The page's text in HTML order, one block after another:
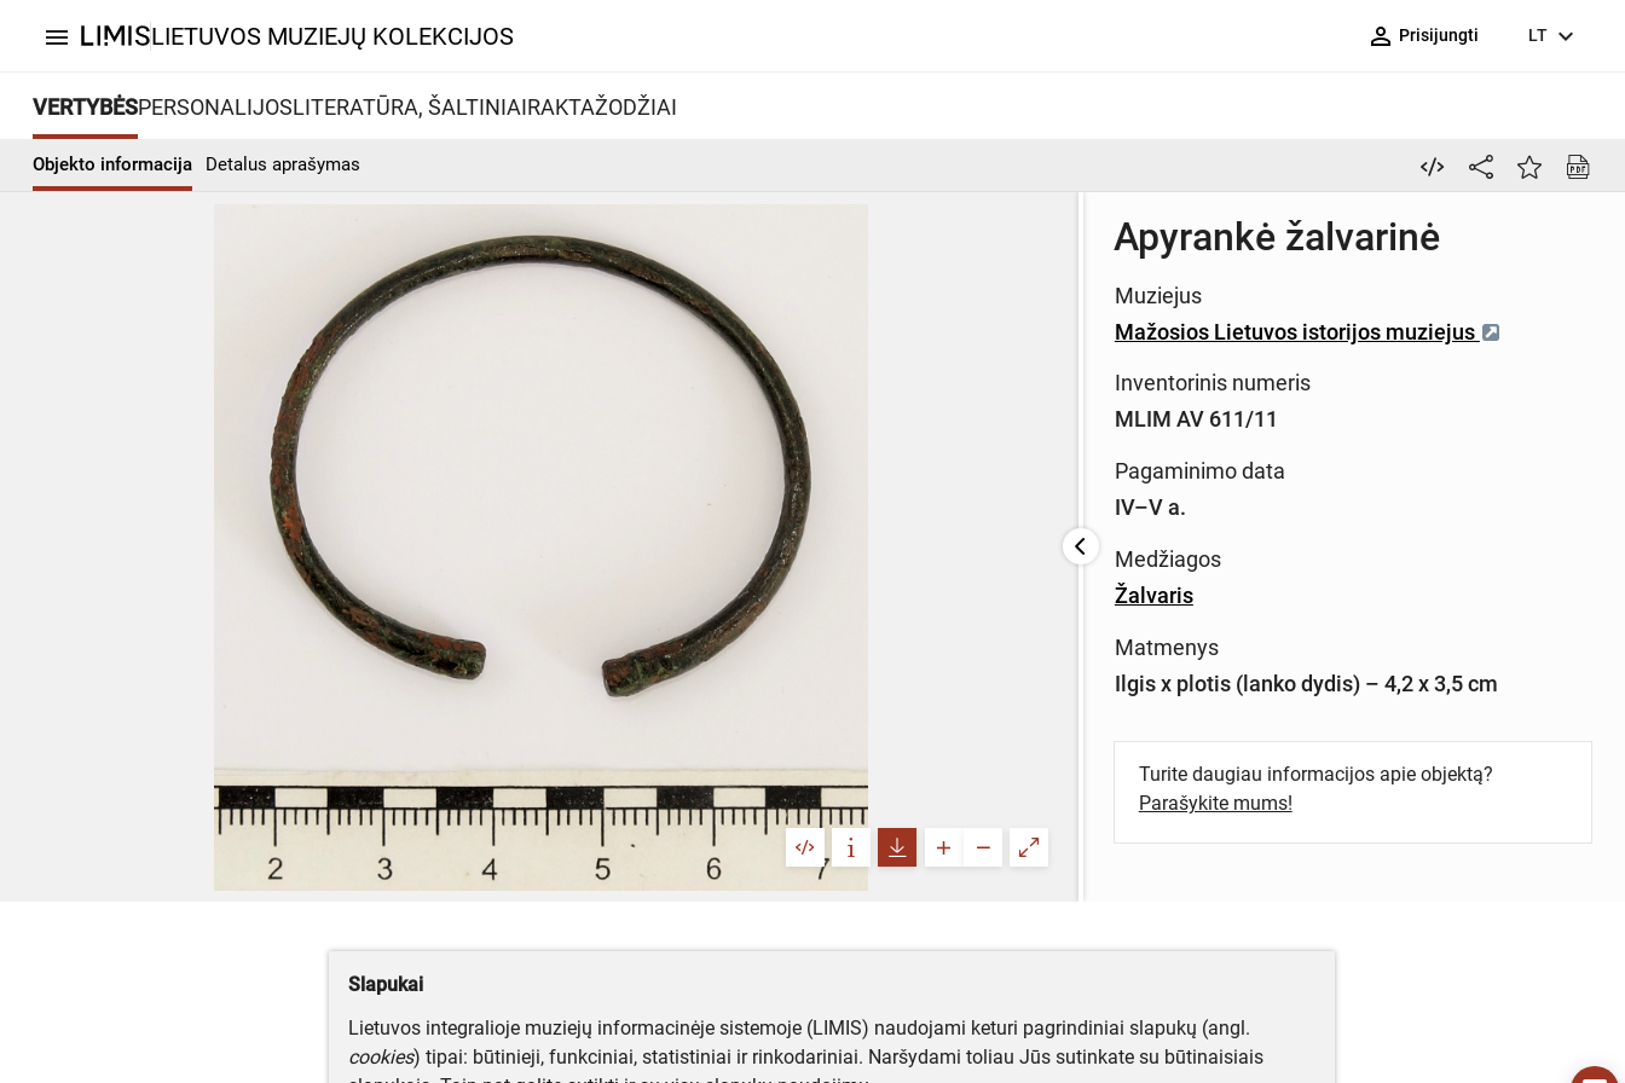
menu LIETUVOS MUZIEJŲ KOLEKCIJOS person_outline Prisijungti LT expand_more
VERTYBĖSPERSONALIJOSLITERATŪRA, ŠALTINIAIRAKTAŽODŽIAI
Objekto informacija Detalus aprašymas
Apyrankė žalvarinė
Muziejus
Mažosios Lietuvos istorijos muziejus
Inventorinis numeris
MLIM AV 611/11
Pagaminimo data
IV–V a.
Medžiagos
Žalvaris
Matmenys
Ilgis x plotis (lanko dydis) – 4,2 x 3,5 cm
Turite daugiau informacijos apie objektą?
Parašykite mums!
Slapukai
Lietuvos integralioje muziejų informacinėje sistemoje (LIMIS) naudojami keturi pagrindiniai slapukų (angl.
cookies) tipai: būtinieji, funkciniai, statistiniai ir rinkodariniai. Naršydami toliau Jūs sutinkate su būtinaisiais